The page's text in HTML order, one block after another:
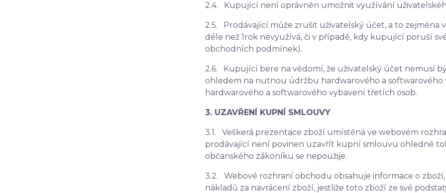
2.4. Kupující není oprávněn umožnit využívání
2.5. Prodávající může zrušit uživatelský účet, a to
déle než 1rok nevyužívá, či v případě, kdy kupující poruší
obchodních podmínek).
2.6. Kupující bere na vědomí, že uživatelský účet nemusí
ohledem na nutnou údržbu hardwarového a
hardwarového a softwarového vybavení třetích osob.
3. UZAVŘENÍ KUPNÍ SMLOUVY
3.1. Veškerá prezentace zboží umístěná ve webovém
prodávající není povinen uzavřít kupní smlouvu ohledně
občanského zákoníku se nepoužije.
3.2. Webové rozhraní obchodu obsahuje informace o
nákladů za navrácení zboží, jestliže toto zboží ze své